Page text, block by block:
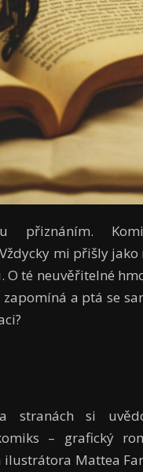
přiznáním.
mi přišly
O té neuvěřitelné
a ptá se
stranách si
– grafický
Mattea